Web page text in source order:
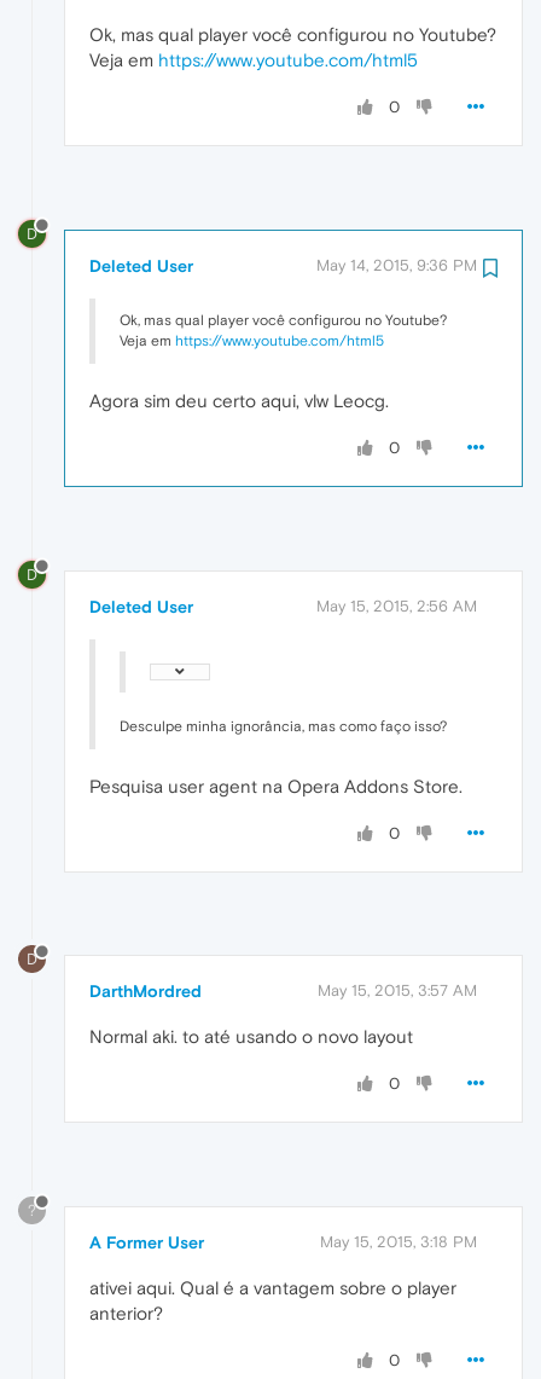
Ok, mas qual player você configurou no Youtube?
Veja em https://www.youtube.com/html5
0
D
Deleted User May 14, 2015, 9:36 PM
Ok, mas qual player você configurou no Youtube?
Veja em https://www.youtube.com/html5
Agora sim deu certo aqui, vlw Leocg.
0
D
Deleted User May 15, 2015, 2:56 AM
Desculpe minha ignorância, mas como faço isso?
Pesquisa user agent na Opera Addons Store.
0
D
DarthMordred May 15, 2015, 3:57 AM
Normal aki. to até usando o novo layout
0
?
A Former User May 15, 2015, 3:18 PM
ativei aqui. Qual é a vantagem sobre o player
anterior?
0